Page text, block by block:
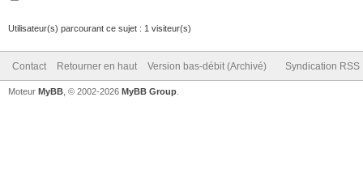
Utilisateur(s) parcourant ce sujet : 1 visiteur(s)
Contact Retourner en haut Version bas-débit (Archivé) Syndication RSS
Moteur MyBB , © 2002-2026 MyBB Group